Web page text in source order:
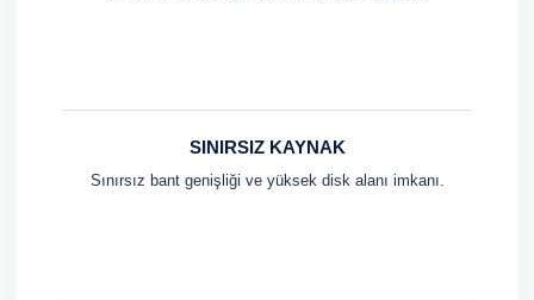
SINIRSIZ KAYNAK
Sınırsız bant genişliği ve yüksek disk alanı imkanı.